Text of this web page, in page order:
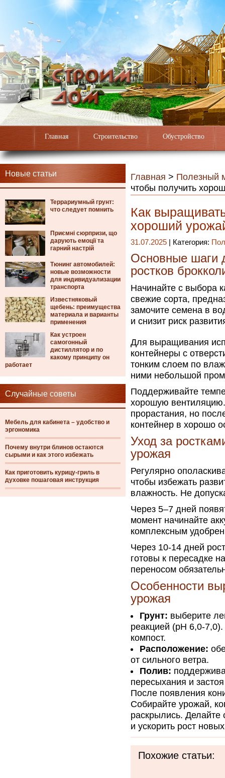
Главная Строительство Обустройство
Новые статьи
Террариумный грунт:
что следует помнить
Приємні сюрпризи, що
дарують емоції та
гарний настрій
Тюнинг автомобилей:
новые возможности
для индивидуализации
транспорта
Известняковый
щебень: преимущества
материала и варианты
применения
Как устроен
самогонный
дистиллятор и по
какому принципу он
работает
Случайные советы
Мебель для кабинета – удобство и
эргономика
Почему внутри блинов остаются
сырыми и как этого избежать
Как приготовить курицу-гриль в
духовке пошаговая инструкция
Главная > Полезный
чтобы получить
Как
хороший
31.07.2025 | Категория:
Основные шаги
ростков
Начинайте с выбора
свежие сорта,
замочите семена в
и снизит риск
Для выращивания
контейнеры с
тонким слоем по
ними небольшой
Поддерживайте
хорошую вентиляцию.
прорастания, но
контейнер в хорошо
Уход за
урожая
Регулярно
чтобы избежать
влажность. Не
Через 5–7 дней
момент начинайте
комплексным
Через 10-14 дней
готовы к пересадке
переносом
Особенности
урожая
Грунт: выберите
реакцией (pH 6,0-
компост.
Расположение:
от сильного ветра.
Полив:
пересыхания и
После появления
Собирайте урожай,
раскрылись. Делайте
и ускорить рост
Похожие статьи: